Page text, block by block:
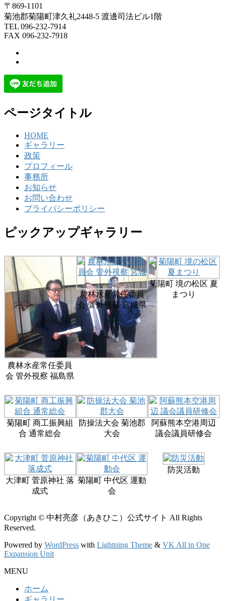
〒869-1101
菊池郡菊陽町津久礼2448-5 渡邊司法ビル1階
TEL 096-232-7914
FAX 096-232-7918
ページタイトル
HOME
ギャラリー
政策
プロフィール
事務所
お知らせ
お問い合わせ
プライバシーポリシー
ピックアップギャラリー
農林水産常任委員
会 管外視察 福島県
農林水産常任委員
会 管外視察 宮城県
菊陽町 境の松区 夏
まつり
菊陽町 商工振興組
合 通常総会
防操法大会 菊池郡
大会
阿蘇熊本空港周辺
議会議員研修会
大津町 菅原神社 落
成式
菊陽町 中代区 運動
会
防災活動
Copyright © 中村亮彦（あきひこ）公式サイト All Rights
Reserved.
Powered by WordPress with Lightning Theme & VK All in One
Expansion Unit
MENU
ホーム
ギャラリー